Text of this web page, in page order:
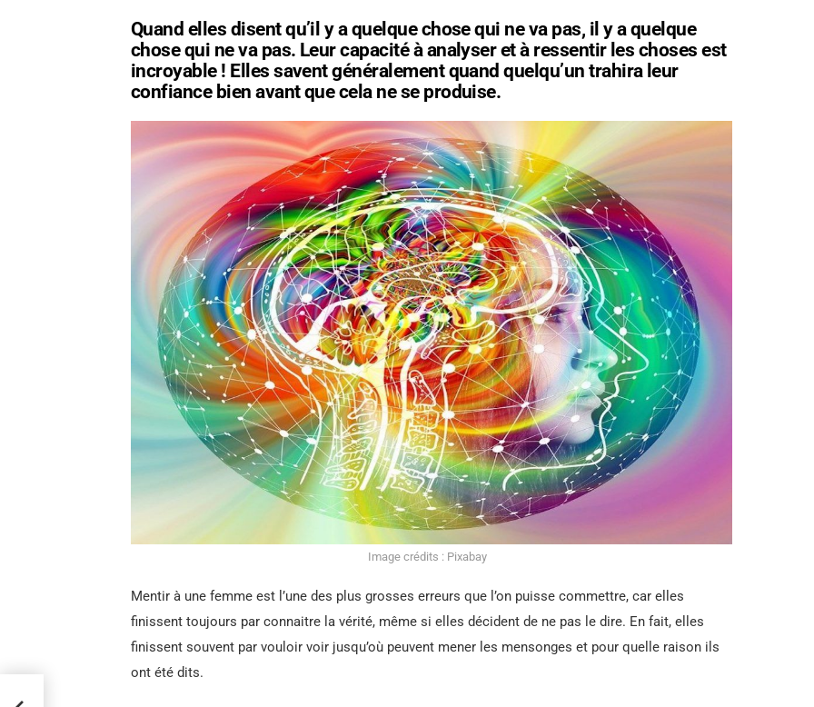
Quand elles disent qu’il y a quelque chose qui ne va pas, il y a quelque
chose qui ne va pas. Leur capacité à analyser et à ressentir les choses est
incroyable ! Elles savent généralement quand quelqu’un trahira leur
confiance bien avant que cela ne se produise.
Image crédits : Pixabay
Mentir à une femme est l’une des plus grosses erreurs que l’on puisse commettre, car elles
finissent toujours par connaitre la vérité, même si elles décident de ne pas le dire. En fait, elles
finissent souvent par vouloir voir jusqu’où peuvent mener les mensonges et pour quelle raison ils
ont été dits.